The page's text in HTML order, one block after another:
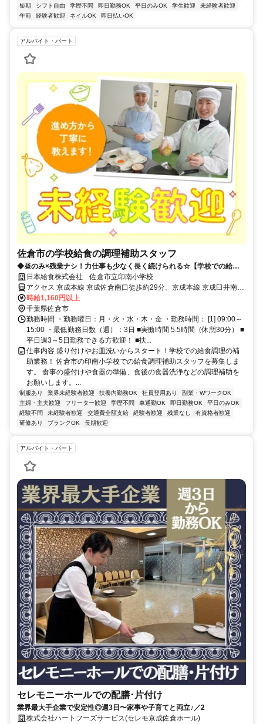
短期
シフト自由 学歴不問 即日勤務OK 平日のみOK 学生歓迎
未経験者歓迎
午前
経験者歓迎 ネイルOK 即日払いOK
アルバイト・パート
佐倉市の学校給食の調理補助スタッフ
◆昼のみ×残業ナシ！力仕事も少なく長く続けられる☆【学校での給食
調理補助】
日本給食株式会社 佐倉市立印南小学校
アクセス 京成本線 京成佐倉南口徒歩約29分、京成本線 京成臼井南口
徒歩約38分 京成佐倉駅車7分、京成臼井駅車8分
時給1,160円以上
千葉県佐倉市
勤務時間 ・勤務曜日：月・火・水・木・金 ・勤務時間： [1] 09:00～
15:00 ・最低勤務日数（週）：3日 ■実働時間 5.5時間（休憩30分） ■
平日週3～5日勤務できる方歓迎！ ■扶...
仕事内容 盛り付けやお皿洗いからスタート！学校での給食調理の補
助業務！ 佐倉市の印南小学校での給食調理補助スタッフを募集しま
す。 食事の盛付けや食器の準備、食後の食器洗浄などの調理補助を
お願いします。...
制服あり 業界未経験者歓迎 扶養内勤務OK 社員登用あり
副業・WワークOK
主婦・主夫歓迎
フリーター歓迎 学歴不問 車通勤OK 即日勤務OK
平日のみOK
経験不問
未経験者歓迎 交通費全額支給 経験者歓迎 残業なし
有資格者歓迎
研修あり
ブランクOK 長期歓迎
アルバイト・パート
セレモニーホールでの配膳･片付け
業界最大手企業で安定性◎週3日〜家事や子育てと両立♪／2
株式会社ハートフーズサービス(セレモ京成佐倉ホール)